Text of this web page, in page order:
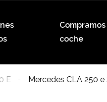
coche
E Mercedes CLA 250